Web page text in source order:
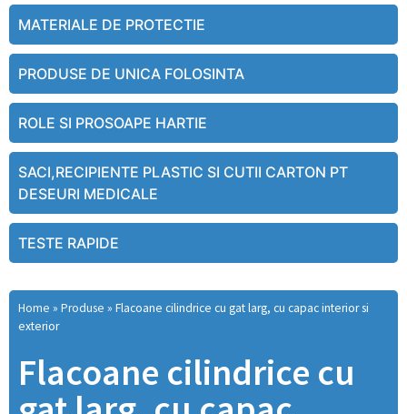
MATERIALE DE PROTECTIE
PRODUSE DE UNICA FOLOSINTA
ROLE SI PROSOAPE HARTIE
SACI,RECIPIENTE PLASTIC SI CUTII CARTON PT
DESEURI MEDICALE
TESTE RAPIDE
Home » Produse » Flacoane cilindrice cu gat larg, cu capac interior si
exterior
Flacoane cilindrice cu